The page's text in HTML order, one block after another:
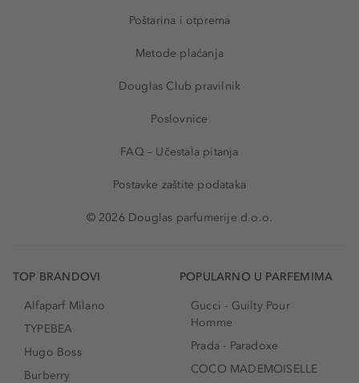
Poštarina i otprema
Metode plaćanja
Douglas Club pravilnik
Poslovnice
FAQ – Učestala pitanja
Postavke zaštite podataka
© 2026 Douglas parfumerije d.o.o.
TOP BRANDOVI
Alfaparf Milano
TYPEBEA
Hugo Boss
Burberry
POPULARNO U PARFEMIMA
Gucci - Guilty Pour
Homme
Prada - Paradoxe
COCO MADEMOISELLE